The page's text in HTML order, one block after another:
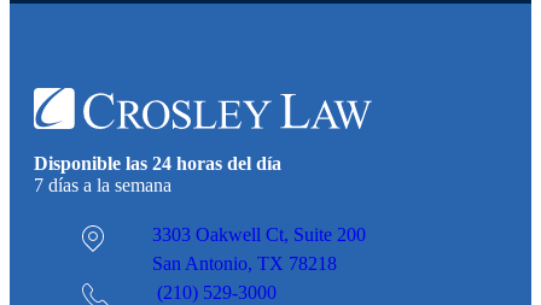
Disponible las 24 horas del día
7 días a la semana
3303 Oakwell Ct, Suite 200
San Antonio, TX 78218
(210) 529-3000